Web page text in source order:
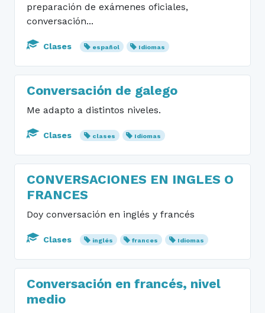
preparación de exámenes oficiales,
conversación...
Clases español Idiomas
Conversación de galego
Me adapto a distintos niveles.
Clases clases Idiomas
CONVERSACIONES EN INGLES O
FRANCES
Doy conversación en inglés y francés
Clases inglés frances Idiomas
Conversación en francés, nivel
medio